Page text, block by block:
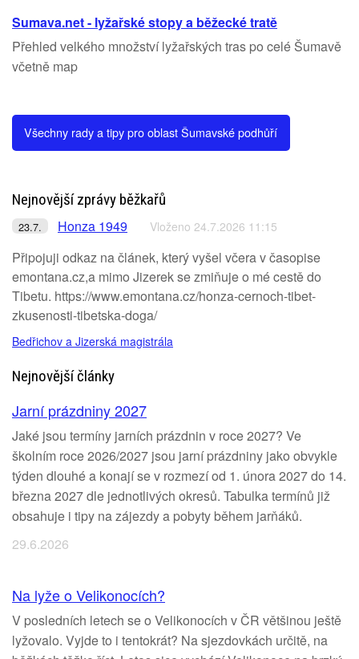
Sumava.net - lyžařské stopy a běžecké tratě
Přehled velkého množství lyžařských tras po celé Šumavě
včetně map
Všechny rady a tipy pro oblast Šumavské podhůří
Nejnovější zprávy běžkařů
23.7. Honza 1949 Vloženo 24.7.2026 11:15
Připojuji odkaz na článek, který vyšel včera v časopise
emontana.cz,a mimo Jizerek se zmiňuje o mé cestě do
Tibetu. https://www.emontana.cz/honza-cernoch-tibet-
zkusenosti-tibetska-doga/
Bedřichov a Jizerská magistrála
Nejnovější články
Jarní prázdniny 2027
Jaké jsou termíny jarních prázdnin v roce 2027? Ve
školním roce 2026/2027 jsou jarní prázdniny jako obvykle
týden dlouhé a konají se v rozmezí od 1. února 2027 do 14.
března 2027 dle jednotlivých okresů. Tabulka termínů již
obsahuje i tipy na zájezdy a pobyty během jarňáků.
29.6.2026
Na lyže o Velikonocích?
V posledních letech se o Velikonocích v ČR většinou ještě
lyžovalo. Vyjde to i tentokrát? Na sjezdovkách určitě, na